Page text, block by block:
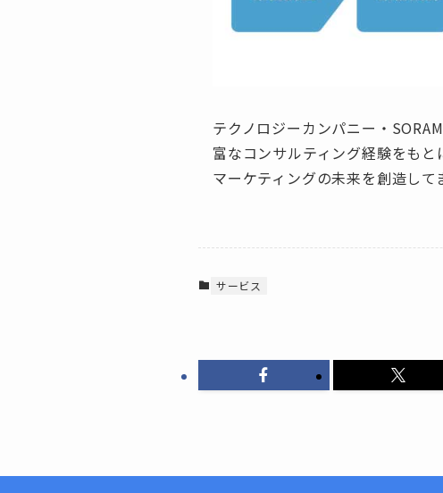
テクノロジーカンパニー・
富なコンサルティング経験をも
マーケティングの未来を創造して
サービス